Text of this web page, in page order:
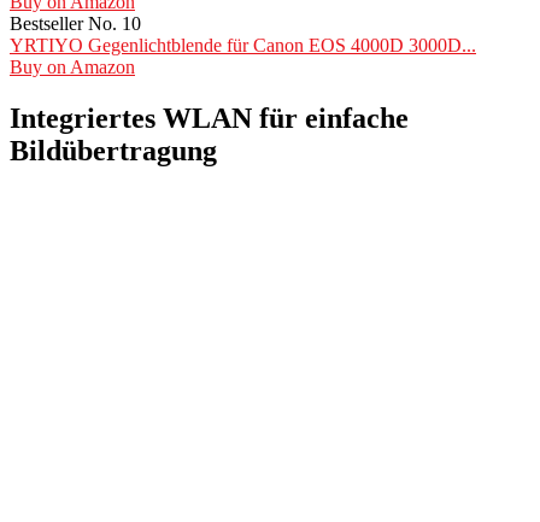
Bestseller No. 10
YRTIYO Gegenlichtblende für Canon EOS 4000D 3000D...
Buy on Amazon
Integriertes WLAN für einfache
Bildübertragung